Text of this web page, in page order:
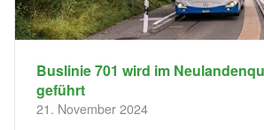
Buslinie 701 wird im
geführt
21. November 2024